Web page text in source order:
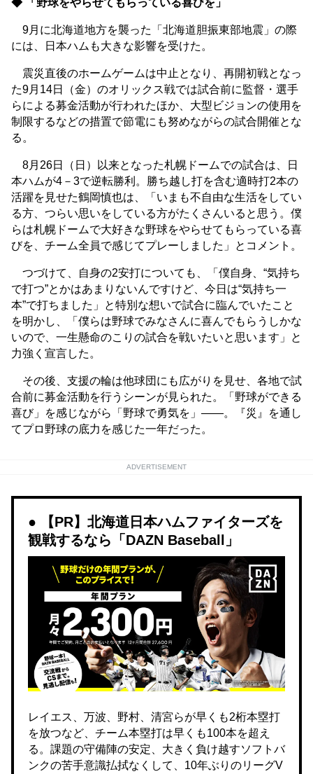
◆ 「野球をやらせてもらっている喜びを」
9月に北海道地方を襲った「北海道胆振東部地震」の際
には、日本ハムも大きな影響を受けた。
震災直後のホームゲームは中止となり、再開初戦となっ
た9月14日（金）のオリックス戦では試合前に監督・選手
らによる募金活動が行われたほか、大型ビジョンの使用を
制限するなどの措置で節電にも努めながらの試合開催とな
る。
8月26日（日）以来となった札幌ドームでの試合は、日
本ハムが4－3で逆転勝利。勝ち越し打を含む適時打2本の
活躍を見せた鶴岡慎也は、「いまも不自由な生活をしてい
る方、つらい思いをしている方がたくさんいると思う。僕
らは札幌ドームで大好きな野球をやらせてもらっている喜
びを、チーム全員で感じてプレーしました」とコメント。
つづけて、自身の2安打についても、「僕自身、“気持ち
で打つ”とかはあまりないんですけど、今日は“気持ち一
本”で打ちました」と特別な想いで試合に臨んでいたこと
を明かし、「僕らは野球でみなさんに喜んでもらうしかな
いので、一生懸命のこりの試合を戦いたいと思います」と
力強く宣言した。
その後、支援の輪は他球団にも広がりを見せ、各地で試
合前に募金活動を行うシーンが見られた。「野球ができる
喜び」を感じながら「野球で勇気を」――。『災』を通し
てプロ野球の底力を感じた一年だった。
ADVERTISEMENT
【PR】北海道日本ハムファイターズを
観戦するなら「DAZN Baseball」
レイエス、万波、野村、清宮らが早くも2桁本塁打
を放つなど、チーム本塁打は早くも100本を超え
る。課題の守備陣の安定、大きく負け越すソフトバ
ンクの苦手意識払拭なくして、10年ぶりのリーグV